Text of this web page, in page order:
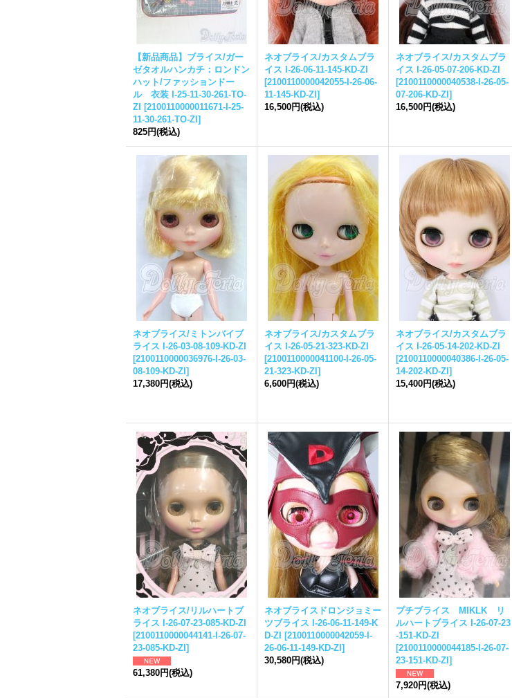
【新品商品】 ブライス/ガー
ゼタオルハンカチ：ロンドン
ハット/ファッションドー
ル 衣装 I-25-11-30-261-TO-
ZI
[2100110000011671-I-25-
11-30-261-TO-ZI ]
825円(税込)
ネオブライス/カスタムブラ
イス I-26-06-11-145-KD-ZI
[2100110000042055-I-26-06-
11-145-KD-ZI ]
16,500円(税込)
ネオブライス/カスタムブラ
イス I-26-05-07-206-KD-ZI
[2100110000040538-I-26-05-
07-206-KD-ZI ]
16,500円(税込)
ネオブライス/ミトンバイブ
ライス I-26-03-08-109-KD-ZI
[2100110000036976-I-26-03-
08-109-KD-ZI ]
17,380円(税込)
ネオブライス/カスタムブラ
イス I-26-05-21-323-KD-ZI
[2100110000041100-I-26-05-
21-323-KD-ZI ]
6,600円(税込)
ネオブライス/カスタムブラ
イス I-26-05-14-202-KD-ZI
[2100110000040386-I-26-05-
14-202-KD-ZI ]
15,400円(税込)
ネオブライス/リルハート ブ
ライス I-26-07-23-085-KD-ZI
[2100110000044141-I-26-07-
23-085-KD-ZI ]
61,380円(税込)
ネオブライス ドロンジョミー
ツブライス I-26-06-11-149-K
D-ZI
[2100110000042059-I-
26-06-11-149-KD-ZI ]
30,580円(税込)
プチブライス MIKLK リ
ルハート ブライス I-26-07-23
-151-KD-ZI
[2100110000044185-I-26-07-
23-151-KD-ZI ]
7,920円(税込)